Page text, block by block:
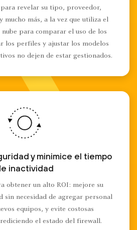
revelar su tipo, proveedor,
mucho más, a la vez que utiliza el
nube para comparar el uso de los
los perfiles y ajustar los modelos
no dejen de estar gestionados.
y minimice el tiempo
inactividad
obtener un alto ROI: mejore su
sin necesidad de agregar personal
equipos, y evite costosas
el estado del firewall.